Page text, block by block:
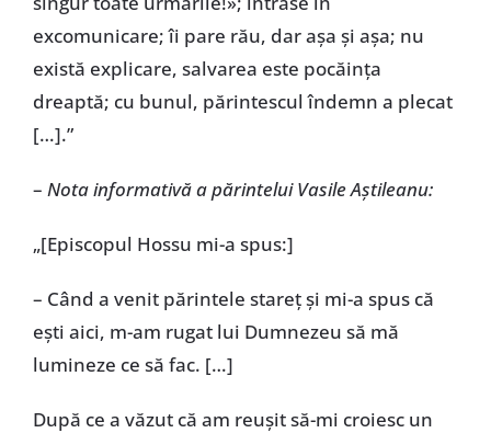
excomunicare; îi pare rău, dar așa și așa; nu
există explicare, salvarea este pocăința
dreaptă; cu bunul, părintescul îndemn a plecat
[…].”
– Nota informativă a părintelui Vasile Aștileanu:
„[Episcopul Hossu mi-a spus:]
– Când a venit părintele stareț și mi-a spus că
ești aici, m-am rugat lui Dumnezeu să mă
lumineze ce să fac. […]
După ce a văzut că am reușit să-mi croiesc un